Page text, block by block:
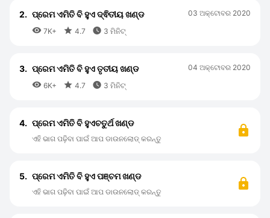
2. ପ୍ରେମ ଏମିତି ବି ହୁଏ ଦ୍ଵିତୀୟ ଖଣ୍ଡ
 7K+  4.7  3 ମିନିଟ୍
03 ଅକ୍ଟୋବର 2020
3. ପ୍ରେମ ଏମିତି ବି ହୁଏ ତୃତୀୟ ଖଣ୍ଡ
 6K+  4.7  3 ମିନିଟ୍
04 ଅକ୍ଟୋବର 2020
4. ପ୍ରେମ ଏମିତି ବି ହୁଏଚତୁର୍ଥ ଖଣ୍ଡ
ଏହି ଭାଗ ପଢ଼ିବା ପାଇଁ ଆପ ଡାଉନଲୋଡ୍ କରନ୍ତୁ
5. ପ୍ରେମ ଏମିତି ବି ହୁଏ ପଞ୍ଚମ ଖଣ୍ଡ
ଏହି ଭାଗ ପଢ଼ିବା ପାଇଁ ଆପ ଡାଉନଲୋଡ୍ କରନ୍ତୁ